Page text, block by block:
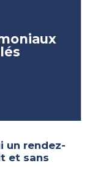
en
et régulé,
un rendez-
et sans